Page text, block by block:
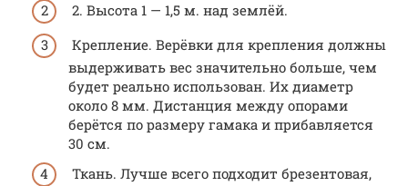
2. Высота 1 — 1,5 м. над землёй.
Крепление. Верёвки для крепления должны
выдерживать вес значительно больше, чем
будет реально использован. Их диаметр
около 8 мм. Дистанция между опорами
берётся по размеру гамака и прибавляется
30 см.
Ткань. Лучше всего подходит брезентовая,